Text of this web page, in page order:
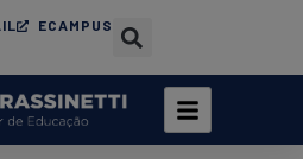
ECAMPUS